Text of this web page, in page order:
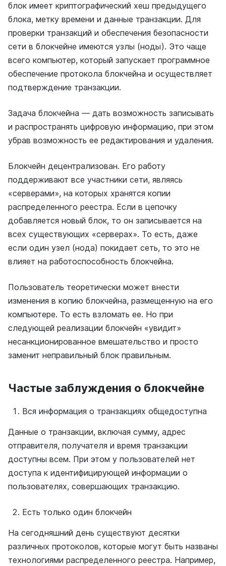
блок имеет криптографический хеш предыдущего
блока, метку времени и данные транзакции. Для
проверки транзакций и обеспечения безопасности
сети в блокчейне имеются узлы (ноды). Это чаще
всего компьютер, который запускает программное
обеспечение протокола блокчейна и осуществляет
подтверждение транзакции.
Задача блокчейна — дать возможность записывать
и распространять цифровую информацию, при этом
убрав возможность ее редактирования и удаления.
Блокчейн децентрализован. Его работу
поддерживают все участники сети, являясь
«серверами», на которых хранятся копии
распределенного реестра. Если в цепочку
добавляется новый блок, то он записывается на
всех существующих «серверах». То есть, даже
если один узел (нода) покидает сеть, то это не
влияет на работоспособность блокчейна.
Пользователь теоретически может внести
изменения в копию блокчейна, размещенную на его
компьютере. То есть взломать ее. Но при
следующей реализации блокчейн «увидит»
несанкционированное вмешательство и просто
заменит неправильный блок правильным.
Частые заблуждения о блокчейне
Вся информация о транзакциях общедоступна
Данные о транзакции, включая сумму, адрес
отправителя, получателя и время транзакции
доступны всем. При этом у пользователей нет
доступа к идентифицирующей информации о
пользователях, совершающих транзакцию.
Есть только один блокчейн
На сегодняшний день существуют десятки
различных протоколов, которые могут быть названы
технологиями распределенного реестра. Например,